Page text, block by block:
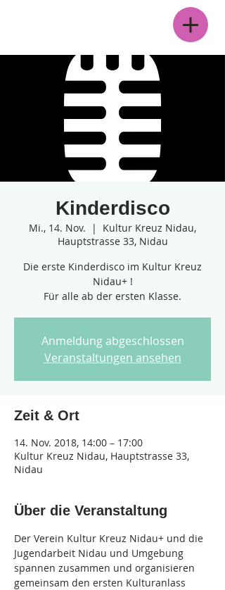
Kinderdisco
Mi., 14. Nov.
  |
Kultur Kreuz Nidau,
Hauptstrasse 33, Nidau
Die erste Kinderdisco im Kultur Kreuz
Nidau+ !
Für alle ab der ersten Klasse.
Anmeldung abgeschlossen
Veranstaltungen ansehen
Zeit & Ort
14. Nov. 2018, 14:00 – 17:00
Kultur Kreuz Nidau, Hauptstrasse 33,
Nidau
Über die Veranstaltung
Der Verein Kultur Kreuz Nidau+ und die
Jugendarbeit Nidau und Umgebung
spannen zusammen und organisieren
gemeinsam den ersten Kulturanlass